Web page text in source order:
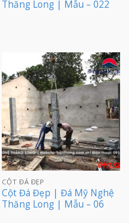
Thăng Long | Mẫu – 022
CỘT ĐÁ ĐẸP
Cột Đá Đẹp | Đá Mỹ Nghệ
Thăng Long | Mẫu – 06